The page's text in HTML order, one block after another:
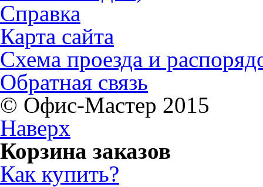
Справка
Карта сайта
Схема проезда и
Обратная связь
© Офис-Мастер 2015
Наверх
Корзина заказов
Как купить?